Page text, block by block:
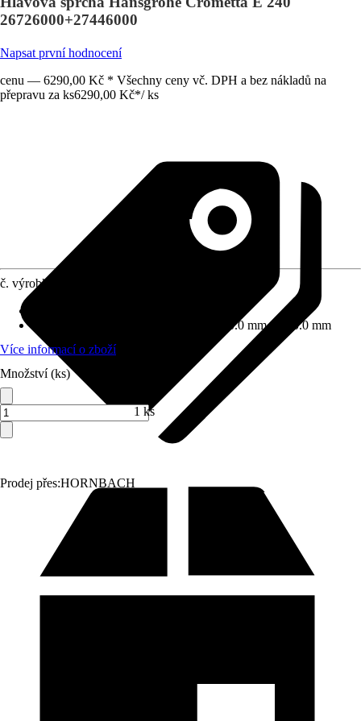
26726000+27446000
Napsat první hodnocení
cenu — 6290,00 Kč * Všechny ceny vč. DPH a bez nákladů na
přepravu za ks6290,00 Kč*/ ks
Prodej přes:HORNBACH
č. výrobku
240.0 mm x 240.0 mm
Více informací o zboží
Množství (ks)
1 ks